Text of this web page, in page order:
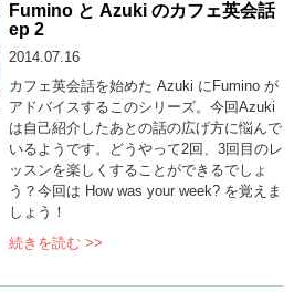
Fumino と Azuki のカフェ英会話
ep 2
2014.07.16
カフェ英会話を始めた Azuki にFumino が
アドバイスするこのシリーズ。今回Azuki
は自己紹介したあとの話の広げ方に悩んで
いるようです。どうやって2回、3回目のレ
ッスンを楽しくすることができるでしょ
う？今回は How was your week? を覚えま
しょう！
続きを読む >>